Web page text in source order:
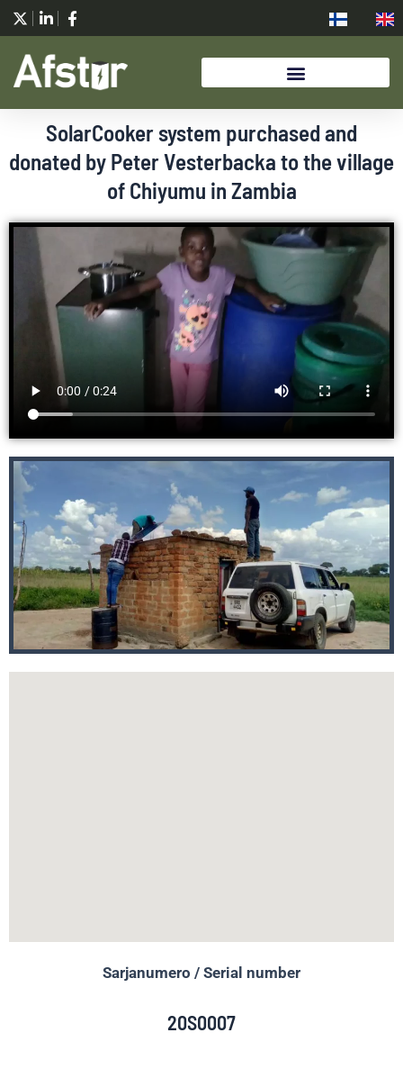
Siirry
sisältöön
SolarCooker system purchased and
donated by Peter Vesterbacka to the village
of Chiyumu in Zambia
Sarjanumero / Serial number
20S0007